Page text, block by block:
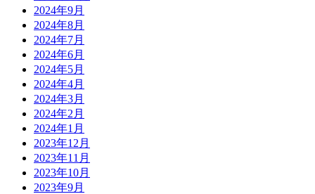
2024年9月
2024年8月
2024年7月
2024年6月
2024年5月
2024年4月
2024年3月
2024年2月
2024年1月
2023年12月
2023年11月
2023年10月
2023年9月